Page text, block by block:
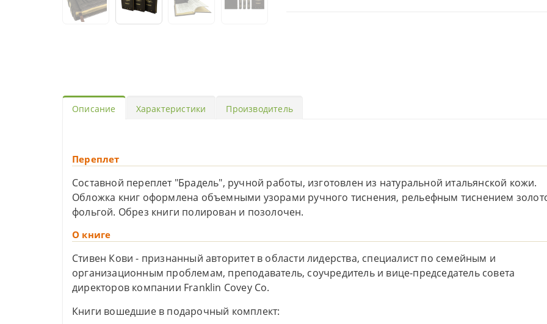
Описание Характеристики Производитель
Переплет
Составной переплет "Брадель", ручной работы, изготовлен из натуральной итальянской кожи.
Обложка книг оформлена объемными узорами ручного тиснения, рельефным тиснением
фольгой. Обрез книги полирован и позолочен.
О книге
Стивен Кови - признанный авторитет в области лидерства, специалист по семейным и
организационным проблемам, преподаватель, соучредитель и вице-председатель совета
директоров компании Franklin Covey Co.
Книги вошедшие в подарочный комплект: